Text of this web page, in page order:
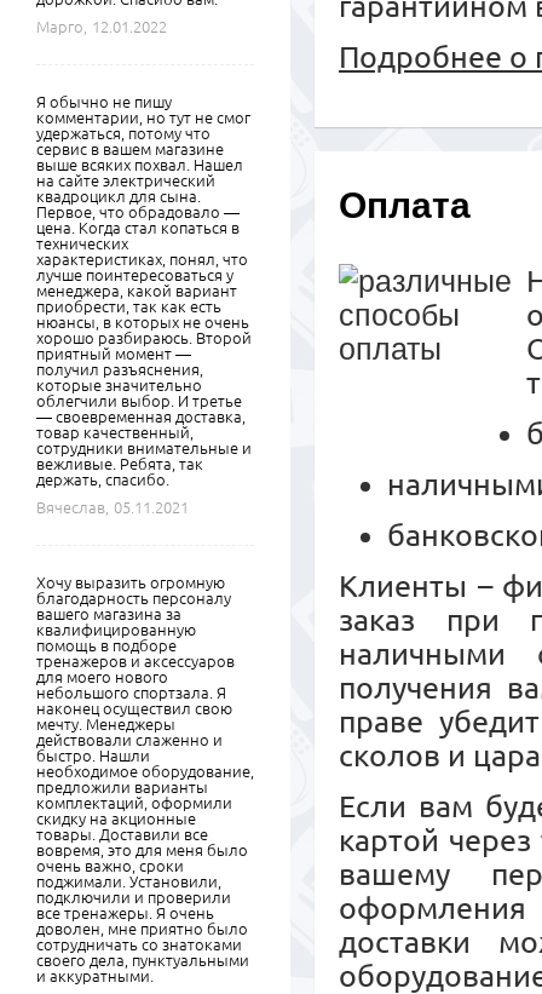
Подробнее о
Оплата
Клиенты –
заказ при
наличными
получения
праве
сколов и
Если вам
картой
вашему
доставки
Марго,
12.01.2022
Я обычно не пишу
комментарии, но тут не смог
удержаться, потому что
сервис в вашем магазине
выше всяких похвал. Нашел
на сайте электрический
квадроцикл для сына.
Первое, что обрадовало —
цена. Когда стал копаться в
технических
характеристиках, понял, что
лучше поинтересоваться у
менеджера, какой вариант
приобрести, так как есть
нюансы, в которых не очень
хорошо разбираюсь. Второй
приятный момент —
получил разъяснения,
которые значительно
облегчили выбор. И третье
— своевременная доставка,
товар качественный,
сотрудники внимательные и
вежливые. Ребята, так
держать, спасибо.
Вячеслав, 05.11.2021
Хочу выразить огромную
благодарность персоналу
вашего магазина за
квалифицированную
помощь в подборе
тренажеров и аксессуаров
для моего нового
небольшого спортзала. Я
наконец осуществил свою
мечту. Менеджеры
действовали слаженно и
быстро. Нашли
необходимое оборудование,
предложили варианты
комплектаций, оформили
скидку на акционные
товары. Доставили все
вовремя, это для меня было
очень важно, сроки
поджимали. Установили,
подключили и проверили
все тренажеры. Я очень
доволен, мне приятно было
сотрудничать со знатоками
своего дела, пунктуальными
и аккуратными.